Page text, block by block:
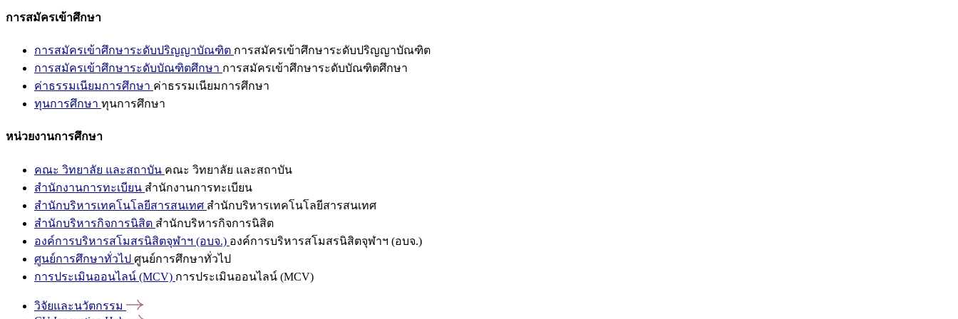
การสมัครเข้าศึกษา
การสมัครเข้าศึกษาระดับปริญญาบัณฑิต การสมัครเข้าศึกษาระดับปริญญาบัณฑิต
การสมัครเข้าศึกษาระดับบัณฑิตศึกษา การสมัครเข้าศึกษาระดับบัณฑิตศึกษา
ค่าธรรมเนียมการศึกษา ค่าธรรมเนียมการศึกษา
ทุนการศึกษา ทุนการศึกษา
หน่วยงานการศึกษา
คณะ วิทยาลัย และสถาบัน คณะ วิทยาลัย และสถาบัน
สำนักงานการทะเบียน สำนักงานการทะเบียน
สำนักบริหารเทคโนโลยีสารสนเทศ สำนักบริหารเทคโนโลยีสารสนเทศ
สำนักบริหารกิจการนิสิต สำนักบริหารกิจการนิสิต
องค์การบริหารสโมสรนิสิตจุฬาฯ (อบจ.) องค์การบริหารสโมสรนิสิตจุฬาฯ (อบจ.)
ศูนย์การศึกษาทั่วไป ศูนย์การศึกษาทั่วไป
การประเมินออนไลน์ (MCV) การประเมินออนไลน์ (MCV)
วิจัยและนวัตกรรม